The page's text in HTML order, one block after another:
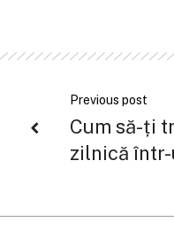
Previous post
Cum să-ți
zilnică